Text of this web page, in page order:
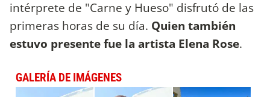
intérprete de "Carne y Hueso" disfrutó de las
primeras horas de su día. Quien también
estuvo presente fue la artista Elena Rose.
GALERÍA DE IMÁGENES